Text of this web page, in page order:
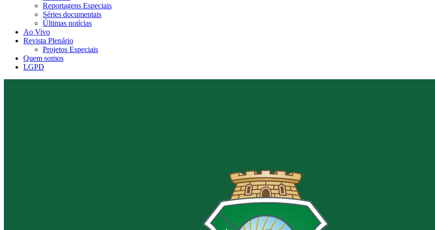
Reportagens Especiais
Séries documentais
Últimas notícias
Ao Vivo
Revista Plenário
Projetos Especiais
Quem somos
LGPD